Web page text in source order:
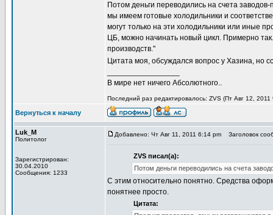
Потом деньги переводились на счета
мы имеем готовые холодильники и
могут только на эти холодильники или иные
ЦБ, можно начинать новый цикл. Примерно
производств."
Цитата моя, обсуждался вопрос у Хазина, но
В мире нет ничего Абсолютного..
Последний раз редактировалось: ZVS (Пт Авг 12, 2011
Вернуться к началу
Luk_M
Политолог
Зарегистрирован:
30.04.2010
Сообщения: 1233
Добавлено: Чт Авг 11, 2011 6:14 pm Заголовок
ZVS писал(а):
Потом деньги переводились на счета
С этим относительно понятно. Средства
понятнее просто.
Цитата: